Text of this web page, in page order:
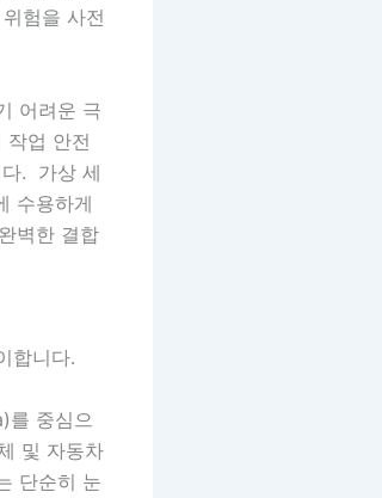
험을 사전
어려운 극
작업 안전
. 가상 세
수용하게
벽한 결합
합니다.
를 중심으
및 자동차
단순히 눈